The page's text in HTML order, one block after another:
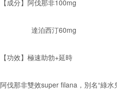
【成分】阿伐那非100mg
達泊西汀60mg
【功效】極速助勃+延時
阿伐那非雙效super filana，別名“綠水